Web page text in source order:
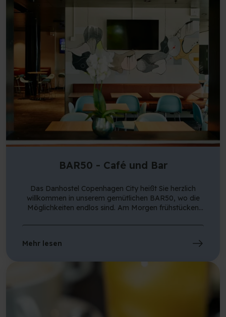
BAR50 - Café und Bar
Das Danhostel Copenhagen City heißt Sie herzlich
willkommen in unserem gemütlichen BAR50, wo die
Möglichkeiten endlos sind. Am Morgen frühstücken
Café und verwandelt sich abends in eine schöne und
Ihnen zur Verfügung, ob Sie eine gute Tasse Kaffee,
Mehr lesen